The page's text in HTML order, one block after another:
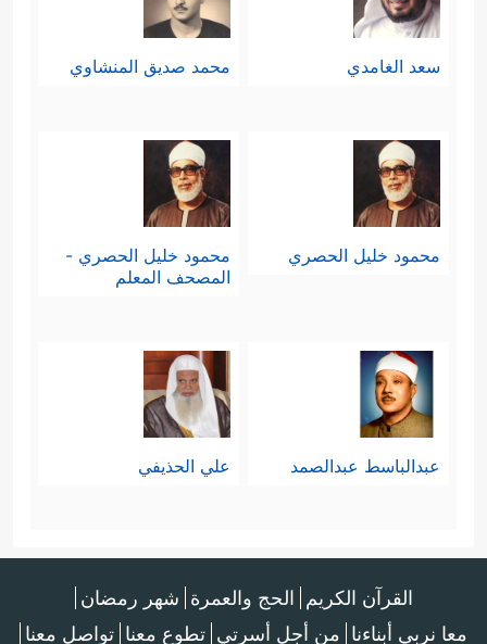
سعد الغامدي محمد صديق المنشاوي
محمود خليل الحصري
محمود خليل الحصري -
المصحف المعلم
عبدالباسط عبدالصمد علي الحذيفي
القرآن الكريم الحج والعمرة شهر رمضان
معا نربي أبناءنا من أجل أسرتي تطوع معنا تواصل معنا